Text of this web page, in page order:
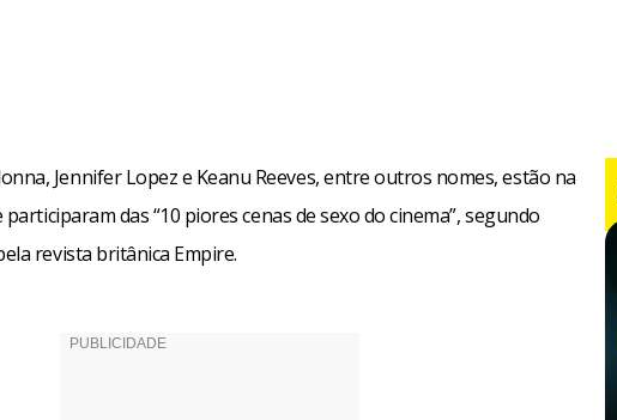
Jennifer Lopez e Keanu Reeves, entre outros nomes, estão na
das “10 piores cenas de sexo do cinema”, segundo
revista britânica Empire.